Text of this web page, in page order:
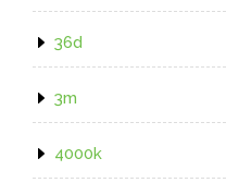
36d
3m
4000k